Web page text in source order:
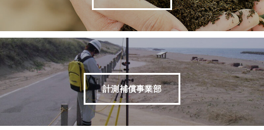
計測補償事業部